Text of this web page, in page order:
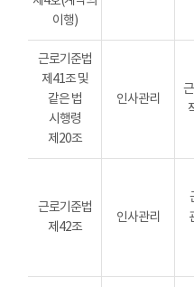
이행)
근로기준법
제41조 및
같은 법
시행령
제20조
인사관리
근로기준법
제42조
인사관리